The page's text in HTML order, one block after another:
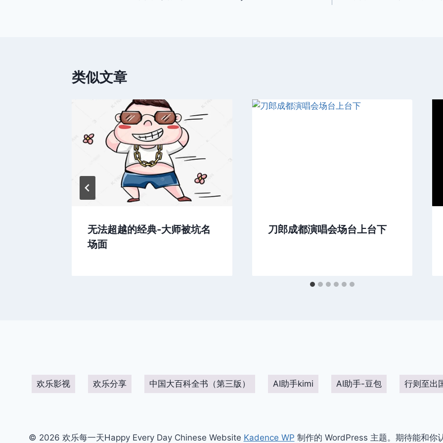
类似文章
无法超越的经典-大师被坑名
场面
刀郎成都演唱会场台上台下
欢乐影视 欢乐分享 中国大百科全书（第三版） AI助手kimi AI助手-豆包 行则至出
© 2026 欢乐每一天Happy Every Day Chinese Website Kadence WP 制作的 WordPress 主题。期待能和你